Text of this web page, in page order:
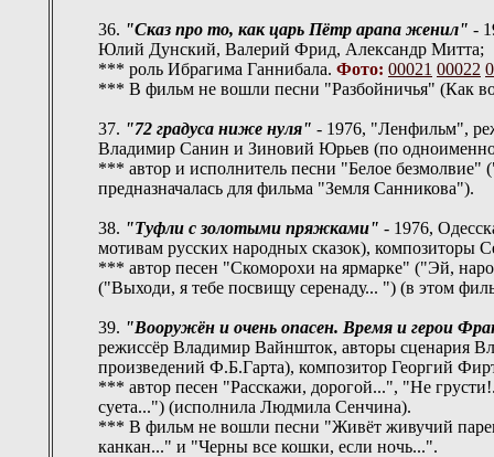
36. "Сказ про то, как царь Пётр арапа женил" -
Юлий Дунский, Валерий Фрид, Александр Митта;
*** роль Ибрагима Ганнибала. Фото: 00021 00022
*** В фильм не вошли песни "Разбойничья" (Как
37. "72 градуса ниже нуля" - 1976, "Ленфильм",
Владимир Санин и Зиновий Юрьев (по
*** автор и исполнитель песни "Белое безмолвие"
предназначалась для фильма "Земля Санникова").
38. "Туфли с золотыми пряжками" - 1976,
мотивам русских народных сказок),
*** автор песен "Скоморохи на ярмарке" ("Эй,
("Выходи, я тебе посвищу серенаду... ") (в этом
39. "Вооружён и очень опасен. Время и герои
режиссёр Владимир Вайншток, авторы сценария
произведений Ф.Б.Гарта), композитор Георгий
*** автор песен "Расскажи, дорогой...", "Не
суета...") (исполнила Людмила Сенчина).
*** В фильм не вошли песни "Живёт живучий
канкан..." и "Черны все кошки, если ночь...".